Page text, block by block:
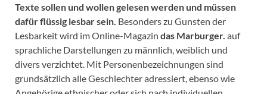
Texte sollen und wollen gelesen werden und müssen
dafür flüssig lesbar sein. Besonders zu Gunsten der
Lesbarkeit wird im Online-Magazin das Marburger. auf
sprachliche Darstellungen zu männlich, weiblich und
divers verzichtet. Mit Personenbezeichnungen sind
grundsätzlich alle Geschlechter adressiert, ebenso wie